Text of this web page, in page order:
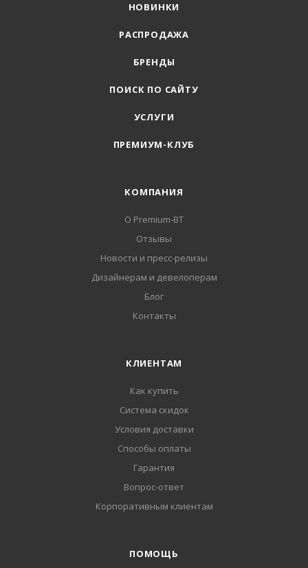
НОВИНКИ
РАСПРОДАЖА
БРЕНДЫ
ПОИСК ПО САЙТУ
УСЛУГИ
ПРЕМИУМ-КЛУБ
КОМПАНИЯ
О Premium-BT
Отзывы
Новости и пресс-релизы
Дизайнерам и девелоперам
Блог
Контакты
КЛИЕНТАМ
Как купить
Система скидок
Условия доставки
Способы оплаты
Гарантия
Вопрос-ответ
Корпоративным клиентам
ПОМОЩЬ